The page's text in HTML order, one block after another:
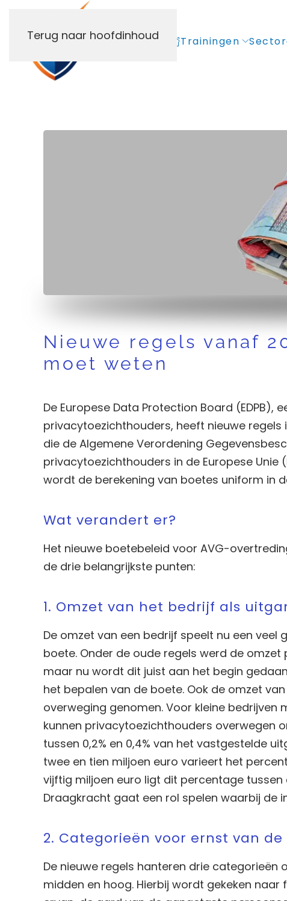
Terug naar hoofdinhoud Trainingen
Nieuwe regels vanaf
moet weten
De Europese Data Protection Board (EDPB),
privacytoezichthouders, heeft nieuwe
die de Algemene Verordening
privacytoezichthouders in de Europese Unie
wordt de berekening van boetes uniform in
Wat verandert er?
Het nieuwe boetebeleid voor AVG-
de drie belangrijkste punten:
1. Omzet van het bedrijf als
De omzet van een bedrijf speelt nu een
boete. Onder de oude regels werd de
maar nu wordt dit juist aan het begin
het bepalen van de boete. Ook de omzet
overweging genomen. Voor kleine
kunnen privacytoezichthouders overwegen
tussen 0,2% en 0,4% van het vastgestelde
twee en tien miljoen euro varieert het
vijftig miljoen euro ligt dit percentage tussen
Draagkracht gaat een rol spelen waarbij de
2. Categorieën voor ernst van
De nieuwe regels hanteren drie
midden en hoog. Hierbij wordt gekeken